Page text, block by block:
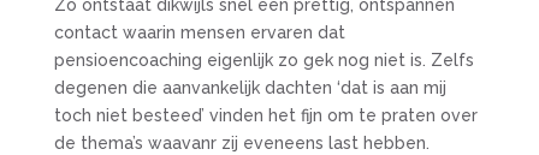
Zo ontstaat dikwijls snel een prettig, ontspannen
contact waarin mensen ervaren dat
pensioencoaching eigenlijk zo gek nog niet is. Zelfs
degenen die aanvankelijk dachten ‘dat is aan mij
toch niet besteed’ vinden het fijn om te praten over
de thema’s waavanr zij eveneens last hebben.